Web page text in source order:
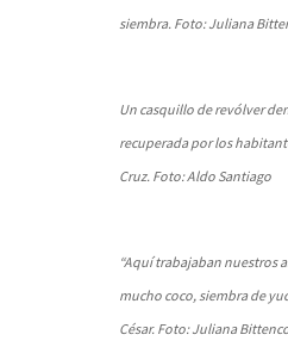
siembra. Foto: Juliana
Un casquillo de revólver
recuperada por los
Cruz. Foto: Aldo Santiago
“Aquí trabajaban nuestros
mucho coco, siembra de
César. Foto: Juliana